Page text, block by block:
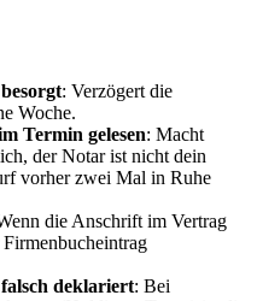
: Verzögert die
Woche.
Termin gelesen: Macht
der Notar ist nicht dein
vorher zwei Mal in Ruhe
die Anschrift im Vertrag
deklariert: Bei